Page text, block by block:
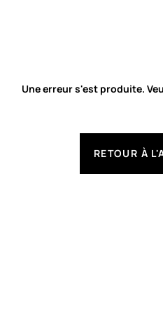
Une erreur s'est produite.
RETOUR À